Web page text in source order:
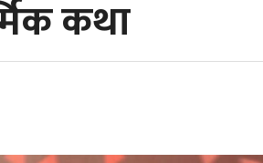
कथा